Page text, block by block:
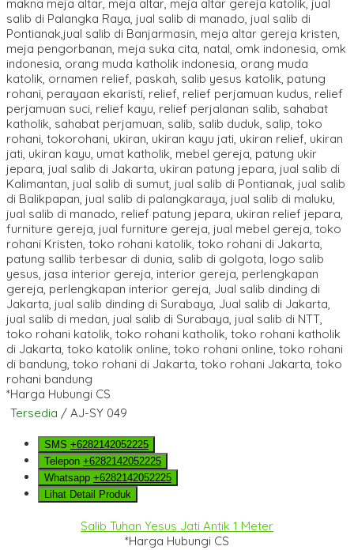
*Harga Hubungi CS
Tersedia / AJ-SY 049
SMS +6282142052225
Telepon +6282142052225
Whatsapp +6282142052225
Lihat Detail Produk
Salib Tuhan Yesus Jati Antik 1 Meter
*Harga Hubungi CS